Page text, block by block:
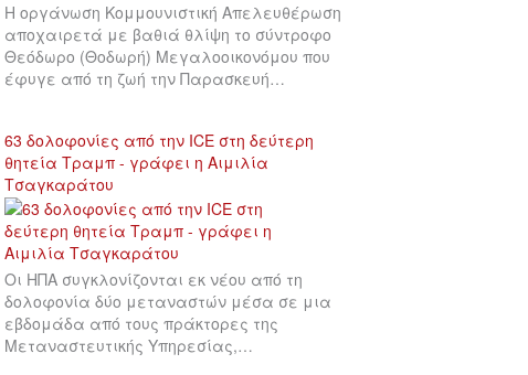
Η οργάνωση Κομμουνιστική Απελευθέρωση
αποχαιρετά με βαθιά θλίψη το σύντροφο
Θεόδωρο (Θοδωρή) Μεγαλοοικονόμου που
έφυγε από τη ζωή την Παρασκευή…
63 δολοφονίες από την ICE στη δεύτερη
θητεία Τραμπ - γράφει η Αιμιλία
Τσαγκαράτου
Οι ΗΠΑ συγκλονίζονται εκ νέου από τη
δολοφονία δύο μεταναστών μέσα σε μια
εβδομάδα από τους πράκτορες της
Μεταναστευτικής Υπηρεσίας,…